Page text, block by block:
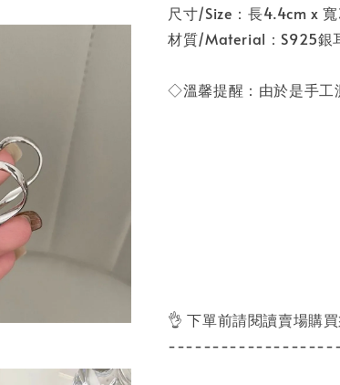
尺寸/Size：長4.4cm x
材質/Material：S925銀
◇溫馨提醒：由於是手工
👌 下單前請閱讀賣場購